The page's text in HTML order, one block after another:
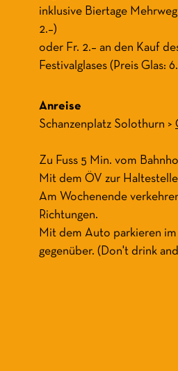
inklusive Biertage
2.–)
oder Fr. 2.– an den Kauf
Festivalglases (Preis Glas:
Anreise
Schanzenplatz Solothurn >
Zu Fuss 5 Min. vom
Mit dem ÖV zur
Am Wochenende
Richtungen.
Mit dem Auto parkieren im
gegenüber. (Don't drink